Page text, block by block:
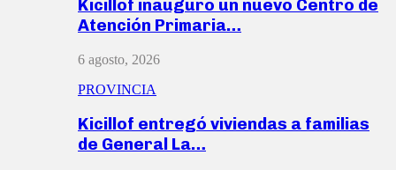
Kicillof inauguró un nuevo Centro de
Atención Primaria…
6 agosto, 2026
PROVINCIA
Kicillof entregó viviendas a familias
de General La…